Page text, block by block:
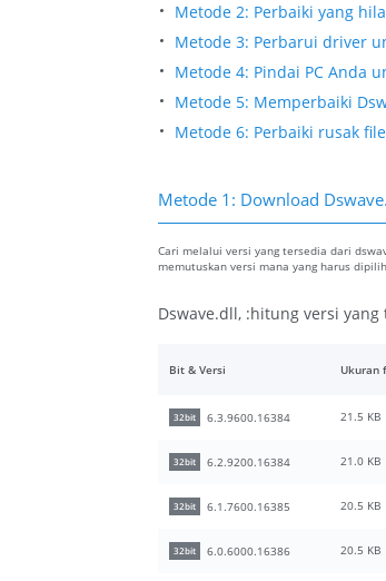
Metode 2: Perbaiki yang
Metode 3: Perbarui driver
Metode 4: Pindai PC Anda
Metode 5: Memperbaiki
Metode 6: Perbaiki rusak
Metode 1: Download
Cari melalui versi yang tersedia dari
memutuskan versi mana yang harus
Dswave.dll, :hitung versi yang
Bit & Versi Ukuran
32bit 6.3.9600.16384 21.5 KB
32bit 6.2.9200.16384 21.0 KB
32bit 6.1.7600.16385 20.5 KB
32bit 6.0.6000.16386 20.5 KB